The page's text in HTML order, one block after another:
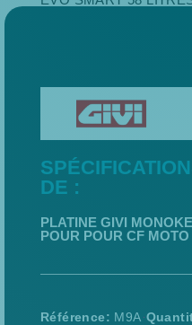
DE :
PLATINE GIVI
POUR POUR CF
Référence M9A